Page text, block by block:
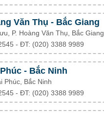
Văn Thụ - Bắc Giang
P. Hoàng Văn Thụ, Bắc Giang
- ĐT: (020) 3388 9989
- Bắc Ninh
Phúc, Bắc Ninh
- ĐT: (020) 3388 9989